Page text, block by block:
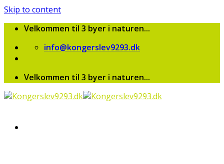
Skip to content
Velkommen til 3 byer i naturen...
info@kongerslev9293.dk
Velkommen til 3 byer i naturen...